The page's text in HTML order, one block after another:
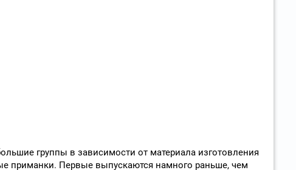
группы в зависимости от материала изготовления
приманки. Первые выпускаются намного раньше, чем